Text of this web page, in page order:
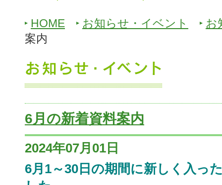
HOME お知らせ・イベント
お
案内
6月の新着資料案内
2024年07月01日
6月1～30日の期間に新しく入っ